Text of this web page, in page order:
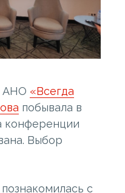
АНО «Всегда
побывала в
конференции
Выбор
с